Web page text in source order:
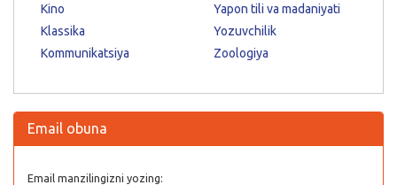
Kino
Klassika
Kommunikatsiya
Yapon tili va madaniyati
Yozuvchilik
Zoologiya
Email obuna
Email manzilingizni yozing: